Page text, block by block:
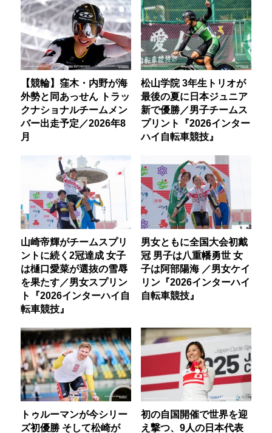
【競輪】窪木・内野が海
外勢と同あっせん トラッ
クナショナルチームメン
バー出走予定／2026年8
月
松山学院 3年生トリオが
最後の夏に日本ジュニア
新で優勝／男子チームス
プリント『2026インター
ハイ自転車競技』
山崎帝輝がチームスプリ
ントに続く2冠達成 女子
は樋口愛菜が選抜の雪辱
を果たす／男女スプリン
ト『2026インターハイ自
転車競技』
男女ともに全国大会初戴
冠 男子は八重幡勇世 女
子は阿部陽海 ／男女ケイ
リン『2026インターハイ
自転車競技』
トゥルーマンが今シリー
ズ初優勝 そして松崎が
初の自国開催で世界を迎
え撃つ、9人の日本代表